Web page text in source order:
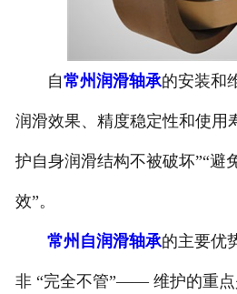
自常州润滑轴承的安装和
润滑效果、精度稳定性和使
护自身润滑结构不被破坏”“避
效”。
常州自润滑轴承的主要优
非 “完全不管”—— 维护的重点